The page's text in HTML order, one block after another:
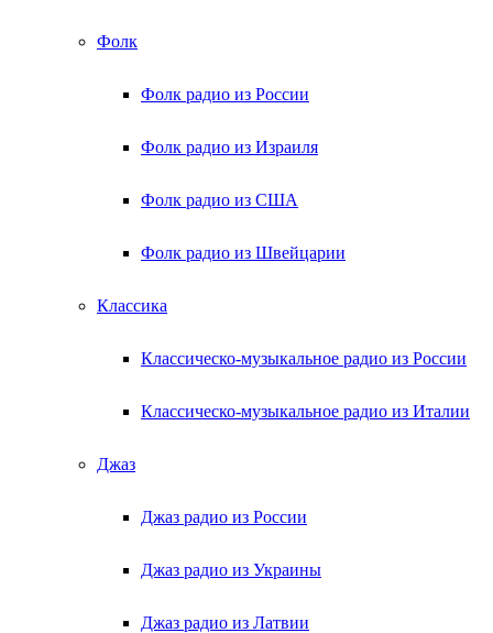
Фолк
Фолк радио из России
Фолк радио из Израиля
Фолк радио из США
Фолк радио из Швейцарии
Классика
Классическо-музыкальное радио из России
Классическо-музыкальное радио из Италии
Джаз
Джаз радио из России
Джаз радио из Украины
Джаз радио из Латвии